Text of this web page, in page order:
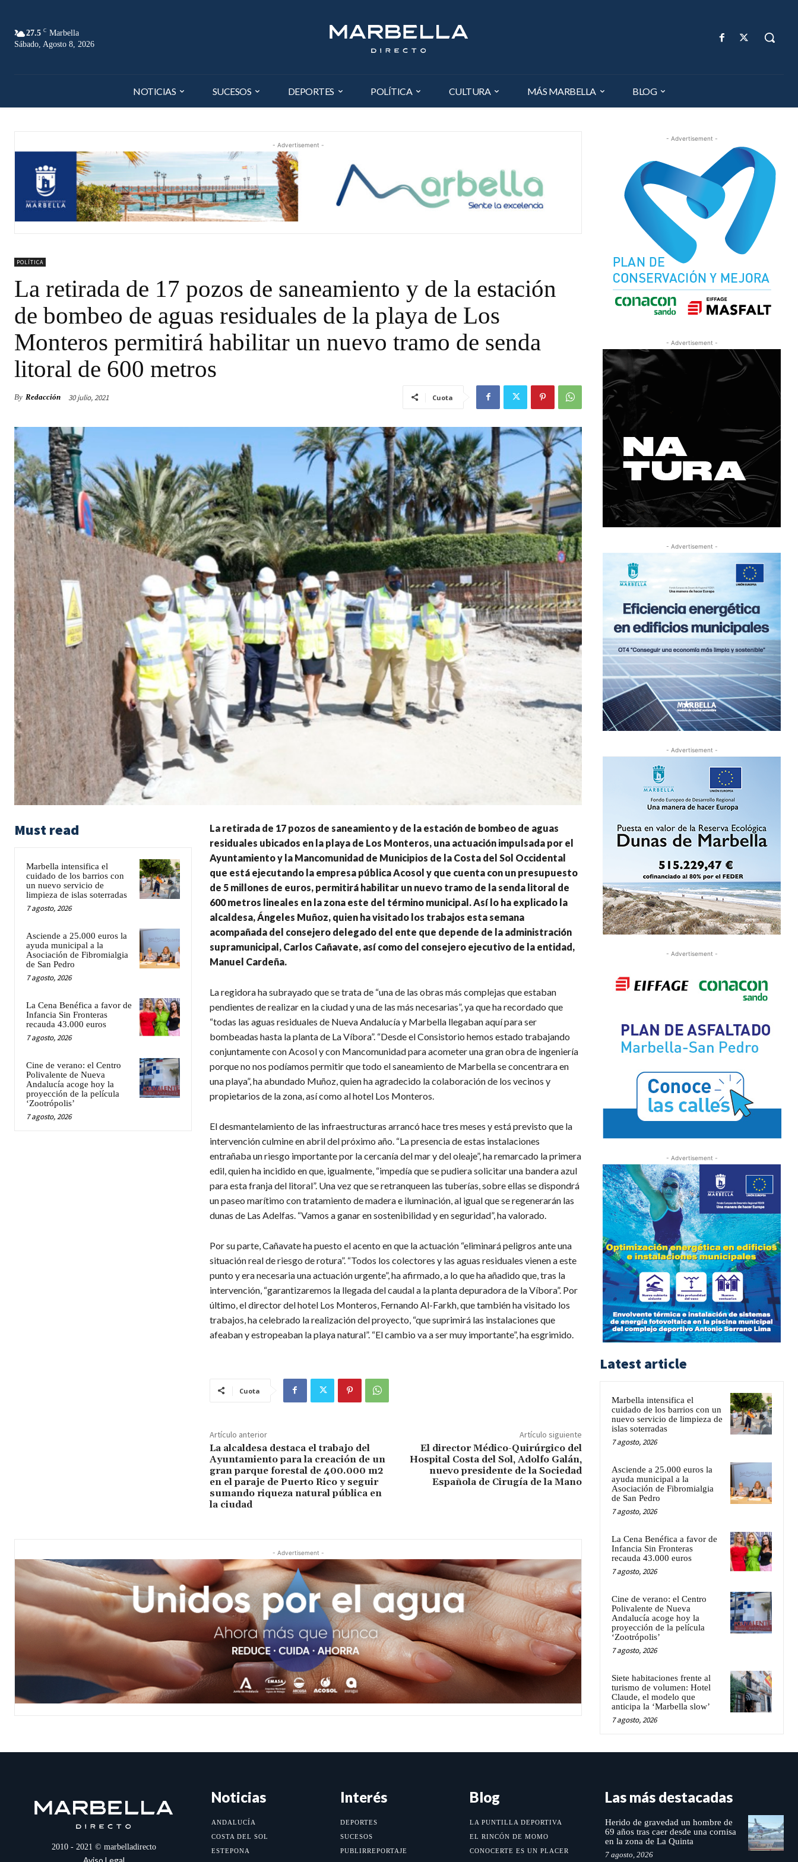
27.5 C Marbella
Sábado, Agosto 8, 2026
NOTICIAS SUCESOS DEPORTES POLÍTICA CULTURA MÁS MARBELLA BLOG
- Advertisement -
POLÍTICA
La retirada de 17 pozos de saneamiento y de la estación
de bombeo de aguas residuales de la playa de Los
Monteros permitirá habilitar un nuevo tramo de senda
litoral de 600 metros
By Redacción 30 julio, 2021 Cuota
Must read
Marbella intensifica el
cuidado de los barrios con
un nuevo servicio de
limpieza de islas soterradas
7 agosto, 2026
Asciende a 25.000 euros la
ayuda municipal a la
Asociación de Fibromialgia
de San Pedro
7 agosto, 2026
La Cena Benéfica a favor de
Infancia Sin Fronteras
recauda 43.000 euros
7 agosto, 2026
Cine de verano: el Centro
Polivalente de Nueva
Andalucía acoge hoy la
proyección de la película
‘Zootrópolis’
7 agosto, 2026
La retirada de 17 pozos de saneamiento y de la estación de bombeo de aguas
residuales ubicados en la playa de Los Monteros, una actuación impulsada por el
Ayuntamiento y la Mancomunidad de Municipios de la Costa del Sol Occidental
que está ejecutando la empresa pública Acosol y que cuenta con un presupuesto
de 5 millones de euros, permitirá habilitar un nuevo tramo de la senda litoral de
600 metros lineales en la zona este del término municipal. Así lo ha explicado la
alcaldesa, Ángeles Muñoz, quien ha visitado los trabajos esta semana
acompañada del consejero delegado del ente que depende de la administración
supramunicipal, Carlos Cañavate, así como del consejero ejecutivo de la entidad,
Manuel Cardeña.
La regidora ha subrayado que se trata de “una de las obras más complejas que estaban
pendientes de realizar en la ciudad y una de las más necesarias”, ya que ha recordado que
“todas las aguas residuales de Nueva Andalucía y Marbella llegaban aquí para ser
bombeadas hasta la planta de La Víbora”. “Desde el Consistorio hemos estado trabajando
conjuntamente con Acosol y con Mancomunidad para acometer una gran obra de ingeniería
porque no nos podíamos permitir que todo el saneamiento de Marbella se concentrara en
una playa”, ha abundado Muñoz, quien ha agradecido la colaboración de los vecinos y
propietarios de la zona, así como al hotel Los Monteros.
El desmantelamiento de las infraestructuras arrancó hace tres meses y está previsto que la
intervención culmine en abril del próximo año. “La presencia de estas instalaciones
entrañaba un riesgo importante por la cercanía del mar y del oleaje”, ha remarcado la primera
edil, quien ha incidido en que, igualmente, “impedía que se pudiera solicitar una bandera azul
para esta franja del litoral”. Una vez que se retranqueen las tuberías, sobre ellas se dispondrá
un paseo marítimo con tratamiento de madera e iluminación, al igual que se regenerarán las
dunas de Las Adelfas. “Vamos a ganar en sostenibilidad y en seguridad”, ha valorado.
Por su parte, Cañavate ha puesto el acento en que la actuación “eliminará peligros ante una
situación real de riesgo de rotura”. “Todos los colectores y las aguas residuales vienen a este
punto y era necesaria una actuación urgente”, ha afirmado, a lo que ha añadido que, tras la
intervención, “garantizaremos la llegada del caudal a la planta depuradora de la Víbora”. Por
último, el director del hotel Los Monteros, Fernando Al-Farkh, que también ha visitado los
trabajos, ha celebrado la realización del proyecto, “que suprimirá las instalaciones que
afeaban y estropeaban la playa natural”. “El cambio va a ser muy importante”, ha esgrimido.
Cuota
Artículo anterior
La alcaldesa destaca el trabajo del
Ayuntamiento para la creación de un
gran parque forestal de 400.000 m2
en el paraje de Puerto Rico y seguir
sumando riqueza natural pública en
la ciudad
Artículo siguiente
El director Médico-Quirúrgico del
Hospital Costa del Sol, Adolfo Galán,
nuevo presidente de la Sociedad
Española de Cirugía de la Mano
- Advertisement -
- Advertisement -
- Advertisement -
- Advertisement -
- Advertisement -
- Advertisement -
- Advertisement -
Latest article
Marbella intensifica el
cuidado de los barrios con un
nuevo servicio de limpieza de
islas soterradas
7 agosto, 2026
Asciende a 25.000 euros la
ayuda municipal a la
Asociación de Fibromialgia
de San Pedro
7 agosto, 2026
La Cena Benéfica a favor de
Infancia Sin Fronteras
recauda 43.000 euros
7 agosto, 2026
Cine de verano: el Centro
Polivalente de Nueva
Andalucía acoge hoy la
proyección de la película
‘Zootrópolis’
7 agosto, 2026
Siete habitaciones frente al
turismo de volumen: Hotel
Claude, el modelo que
anticipa la ‘Marbella slow’
7 agosto, 2026
2010 - 2021 © marbelladirecto
Aviso Legal
Noticias
ANDALUCÍA
COSTA DEL SOL
ESTEPONA
Interés
DEPORTES
SUCESOS
PUBLIRREPORTAJE
Blog
LA PUNTILLA DEPORTIVA
EL RINCÓN DE MOMO
CONOCERTE ES UN PLACER
Las más destacadas
Herido de gravedad un hombre de
69 años tras caer desde una cornisa
en la zona de La Quinta
7 agosto, 2026